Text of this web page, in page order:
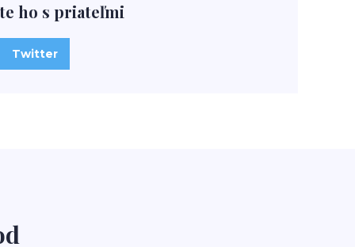
ho s priateľmi
Twitter